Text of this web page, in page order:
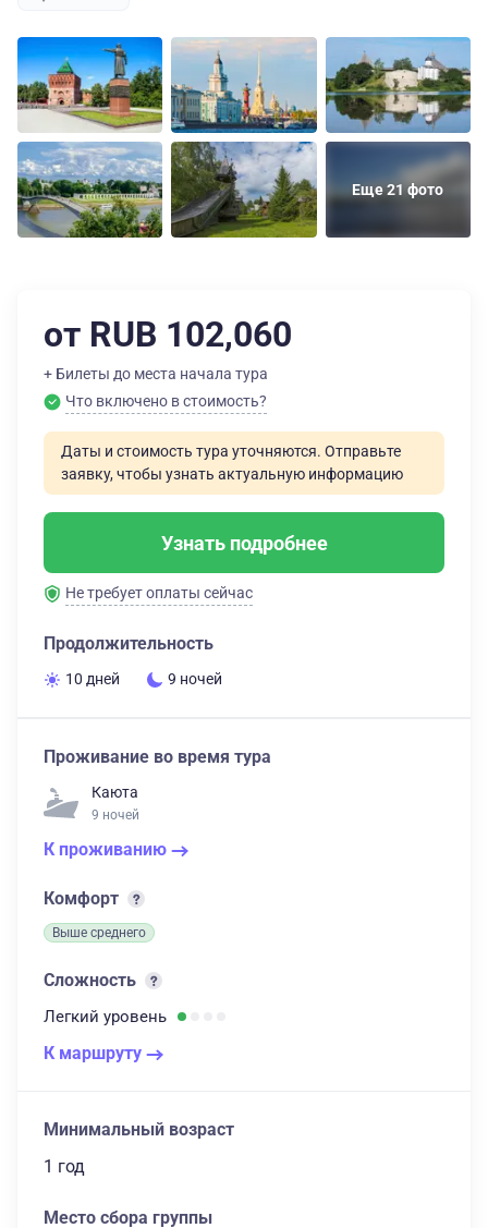
Еще 21 фото
от RUB 102,060
+ Билеты до места начала тура
Что включено в стоимость?
Даты и стоимость тура уточняются. Отправьте
заявку, чтобы узнать актуальную информацию
Узнать подробнее
Не требует оплаты сейчас
Продолжительность
10 дней 9 ночей
Проживание во время тура
Каюта
9 ночей
К проживанию
Комфорт
Выше среднего
Сложность
Легкий уровень
К маршруту
Минимальный возраст
1 год
Место сбора группы